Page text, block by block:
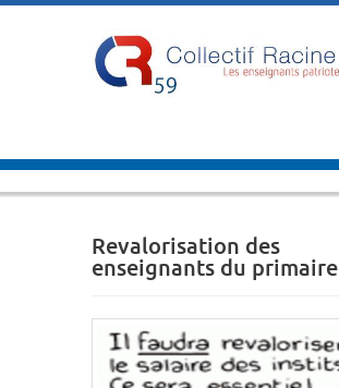
Revalorisation des
enseignants du primaire